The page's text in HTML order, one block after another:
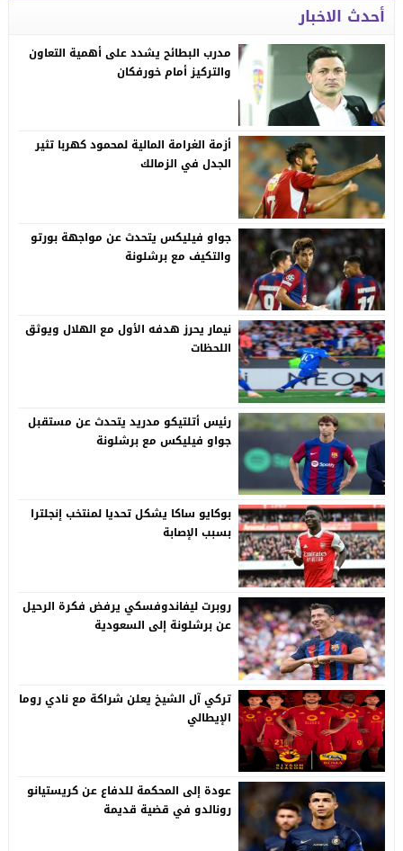
أحدث الاخبار
مدرب البطائح يشدد على أهمية التعاون
والتركيز أمام خورفكان
أزمة الغرامة المالية لمحمود كهربا تثير
الجدل في الزمالك
جواو فيليكس يتحدث عن مواجهة بورتو
والتكيف مع برشلونة
نيمار يحرز هدفه الأول مع الهلال ويوثق
اللحظات
رئيس أتلتيكو مدريد يتحدث عن مستقبل
جواو فيليكس مع برشلونة
بوكايو ساكا يشكل تحديا لمنتخب إنجلترا
بسبب الإصابة
روبرت ليفاندوفسكي يرفض فكرة الرحيل
عن برشلونة إلى السعودية
تركي آل الشيخ يعلن شراكة مع نادي روما
الإيطالي
عودة إلى المحكمة للدفاع عن كريستيانو
رونالدو في قضية قديمة